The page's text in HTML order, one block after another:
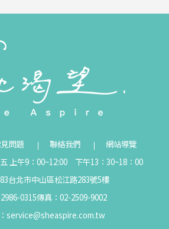
問題 聯絡我們
網站導覽
上午9：00~12:00 下午13：30~18：00
台北市中山區松江路283號5樓
0315傳真：02-2509-9002
service@sheaspire.com.tw